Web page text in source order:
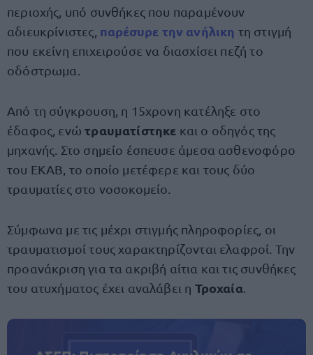
περιοχής, υπό συνθήκες που παραμένουν
αδιευκρίνιστες, παρέσυρε την ανήλικη τη στιγμή
που εκείνη επιχειρούσε να διασχίσει πεζή το
οδόστρωμα.
Από τη σύγκρουση, η 15χρονη κατέληξε στο
έδαφος, ενώτραυματίστηκε και ο οδηγός της
μηχανής. Στο σημείο έσπευσε άμεσα ασθενοφόρο
του ΕΚΑΒ, το οποίο μετέφερε και τους δύο
τραυματίες στο νοσοκομείο.
Σύμφωνα με τις μέχρι στιγμής πληροφορίες, οι
τραυματισμοί τους χαρακτηρίζονται ελαφροί. Την
προανάκριση για τα ακριβή αίτια και τις συνθήκες
του ατυχήματος έχει αναλάβει η Τροχαία